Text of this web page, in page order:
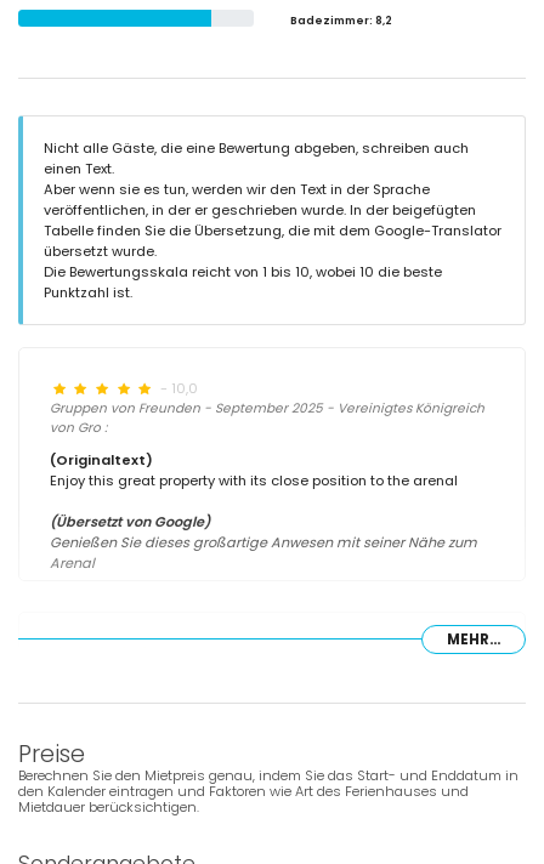
Badezimmer: 8,2
Nicht alle Gäste, die eine Bewertung abgeben, schreiben auch
einen Text.
Aber wenn sie es tun, werden wir den Text in der Sprache
veröffentlichen, in der er geschrieben wurde. In der beigefügten
Tabelle finden Sie die Übersetzung, die mit dem Google-Translator
übersetzt wurde.
Die Bewertungsskala reicht von 1 bis 10, wobei 10 die beste
Punktzahl ist.
- 10,0
Gruppen von Freunden - September 2025 - Vereinigtes Königreich
von Gro :
(Originaltext)
Enjoy this great property with its close position to the arenal
(Übersetzt von Google)
Genießen Sie dieses großartige Anwesen mit seiner Nähe zum
Arenal
(Originaltext)
AGREABLE ET L'AMEUBLEMENT ET LA DECORATION SONT
EXCELLENTS. NOUS AVONS PASSE UN TRES BON SEJOUR
(Übersetzt von Google)
MEHR...
Preise
Berechnen Sie den Mietpreis genau, indem Sie das Start- und Enddatum in
den Kalender eintragen und Faktoren wie Art des Ferienhauses und
Mietdauer berücksichtigen.